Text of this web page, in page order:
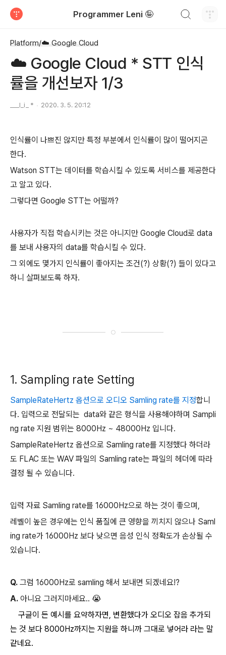
Programmer Leni 🤪
Platform/☁️ Google Cloud
☁️ Google Cloud * STT 인식
률을 개선보자 1/3
___l_i_ * 2020. 3. 5. 20:12
인식률이 나쁘진 않지만 특정 부분에서 인식률이 많이 떨어지곤
한다.
Watson STT는 데이터를 학습시킬 수 있도록 서비스를 제공한다
고 알고 있다.
그렇다면 Google STT는 어떨까?
사용자가 직접 학습시키는 것은 아니지만 Google Cloud로 data
를 보내 사용자의 data를 학습시킬 수 있다.
그 외에도 몇가지 인식률이 좋아지는 조건(?) 상황(?) 들이 있다고
하니 살펴보도록 하자.
1. Sampling rate Setting
SampleRateHertz 옵션으로 오디오 Samling rate를 지정합니
다. 입력으로 전달되는 data와 같은 형식을 사용해야하며 Sampli
ng rate 지원 범위는 8000Hz ~ 48000Hz 입니다.
SampleRateHertz 옵션으로 Samling rate를 지정했다 하더라
도 FLAC 또는 WAV 파일의 Samling rate는 파일의 헤더에 따라
결정 될 수 있습니다.
입력 자료 Samling rate를 16000Hz으로 하는 것이 좋으며,
레벨이 높은 경우에는 인식 품질에 큰 영향을 끼치지 않으나 Saml
ing rate가 16000Hz 보다 낮으면 음성 인식 정확도가 손상될 수
있습니다.
Q. 그럼 16000Hz로 samling 해서 보내면 되겠네요!?
A. 아니요 그러지마세요.. 😭
구글이 든 예시를 요약하자면, 변환했다가 오디오 잡음 추가되
는 것 보다 8000Hz까지는 지원을 하니까 그대로 넣어라 라는 말
같네요.